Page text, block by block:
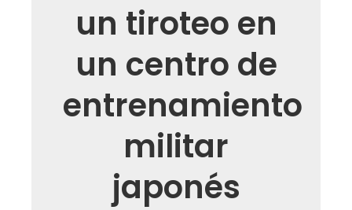
un tiroteo en
un centro de
entrenamiento
militar
japonés